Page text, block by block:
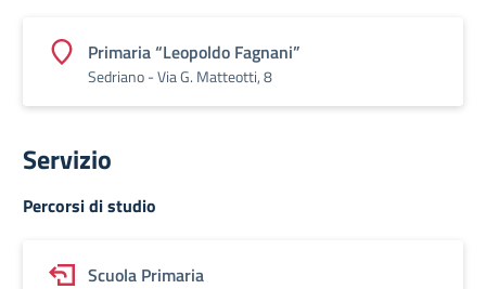
Primaria “Leopoldo Fagnani”
Sedriano - Via G. Matteotti, 8
Servizio
Percorsi di studio
Scuola Primaria